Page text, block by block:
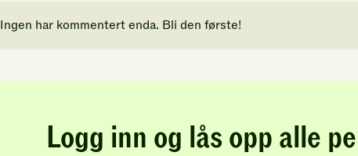
Ingen har kommentert enda. Bli den første!
Logg inn og lås opp alle